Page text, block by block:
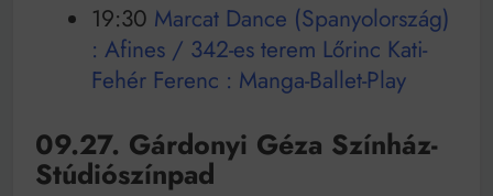
19:30 Marcat Dance (Spanyolország)
: Afines / 342-es terem Lőrinc Kati-
Fehér Ferenc : Manga-Ballet-Play
09.27. Gárdonyi Géza Színház-
Stúdiószínpad